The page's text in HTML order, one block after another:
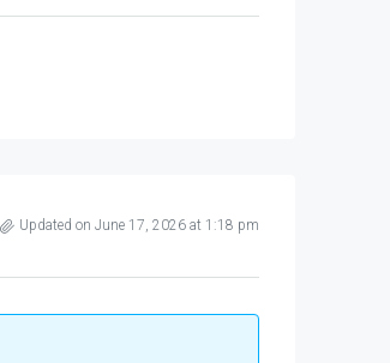
Updated on June 17, 2026 at 1:18 pm